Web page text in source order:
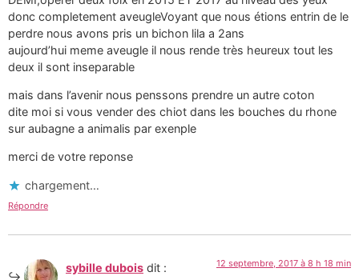
donc completement aveugleVoyant que nous étions entrin de le
perdre nous avons pris un bichon lila a 2ans
aujourd’hui meme aveugle il nous rende très heureux tout les
deux il sont inseparable
mais dans l’avenir nous penssons prendre un autre coton
dite moi si vous vender des chiot dans les bouches du rhone
sur aubagne a animalis par exenple
merci de votre reponse
chargement…
Répondre
sybille dubois dit : 12 septembre, 2017 à 8 h 18 min